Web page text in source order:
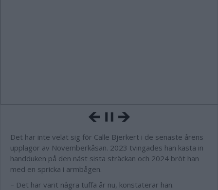
Det har inte velat sig för Calle Bjerkert i de senaste årens
upplagor av Novemberkåsan. 2023 tvingades han kasta in
handduken på den näst sista sträckan och 2024 bröt han
med en spricka i armbågen.
– Det har varit några tuffa år nu, konstaterar han.